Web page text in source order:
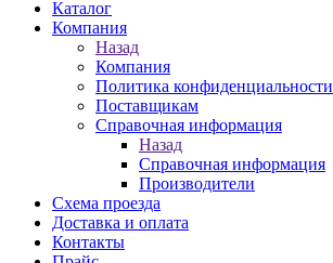
Каталог
Компания
Назад
Компания
Политика конфиденциальности
Поставщикам
Справочная информация
Назад
Справочная информация
Производители
Схема проезда
Доставка и оплата
Контакты